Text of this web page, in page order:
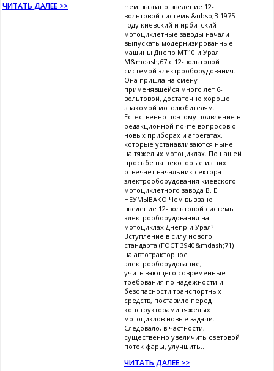
ЧИТАТЬ ДАЛЕЕ >>
Чем вызвано введение 12-
вольтовой системы&nbsp;В 1975
году киевский и ирбитский
мотоциклетные заводы начали
выпускать модернизированные
машины Днепр МТ10 и Урал
М&mdash;67 с 12-вольтовой
системой электрооборудования.
Она пришла на смену
применявшейся много лет 6-
вольтовой, достаточно хорошо
знакомой мотолюбителям.
Естественно поэтому появление в
редакционной почте вопросов о
новых приборах и агрегатах,
которые устанавливаются ныне
на тяжелых мотоциклах. По нашей
просьбе на некоторые из них
отвечает начальник сектора
электрооборудования киевского
мотоциклетного завода В. Е.
НЕУМЫВАКО.Чем вызвано
введение 12-вольтовой системы
электрооборудования на
мотоциклах Днепр и Урал?
Вступление в силу нового
стандарта (ГОСТ 3940&mdash;71)
на автотракторное
электрооборудование,
учитывающего современные
требования по надежности и
безопасности транспортных
средств, поставило перед
конструкторами тяжелых
мотоциклов новые задачи.
Следовало, в частности,
существенно увеличить световой
поток фары, улучшить...
ЧИТАТЬ ДАЛЕЕ >>